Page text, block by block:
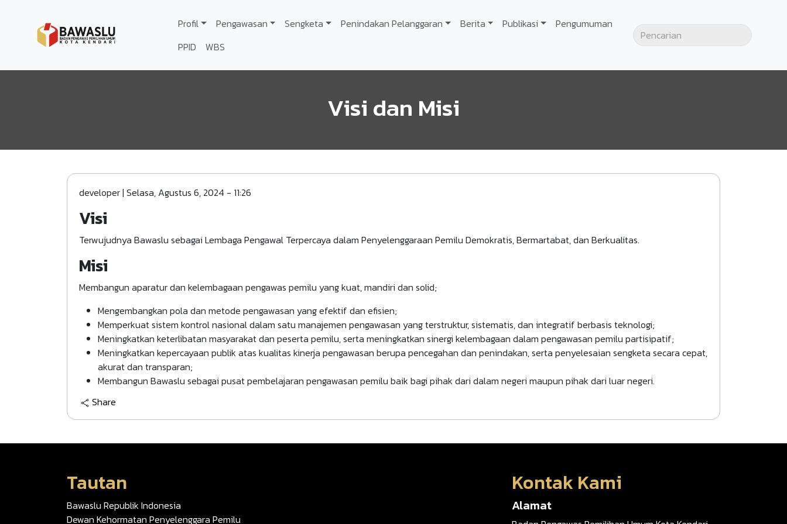
Profil
Pengawasan Sengketa Penindakan Pelanggaran Berita Publikasi
Pengumuman
PPID
WBS
Visi dan Misi
developer| Selasa, Agustus 6, 2024 - 11:26
Visi
Terwujudnya Bawaslu sebagai Lembaga Pengawal Terpercaya dalam Penyelenggaraan Pemilu Demokratis, Bermartabat, dan Berkualitas.
Misi
Membangun aparatur dan kelembagaan pengawas pemilu yang kuat, mandiri dan solid;
Mengembangkan pola dan metode pengawasan yang efektif dan efisien;
Memperkuat sistem kontrol nasional dalam satu manajemen pengawasan yang terstruktur, sistematis, dan integratif berbasis teknologi;
Meningkatkan keterlibatan masyarakat dan peserta pemilu, serta meningkatkan sinergi kelembagaan dalam pengawasan pemilu partisipatif;
Meningkatkan kepercayaan publik atas kualitas kinerja pengawasan berupa pencegahan dan penindakan, serta penyelesaian sengketa secara cepat,
akurat dan transparan;
Membangun Bawaslu sebagai pusat pembelajaran pengawasan pemilu baik bagi pihak dari dalam negeri maupun pihak dari luar negeri.
Share
Tautan
Bawaslu Republik Indonesia
Dewan Kehormatan Penyelenggara Pemilu
Kontak Kami
Alamat